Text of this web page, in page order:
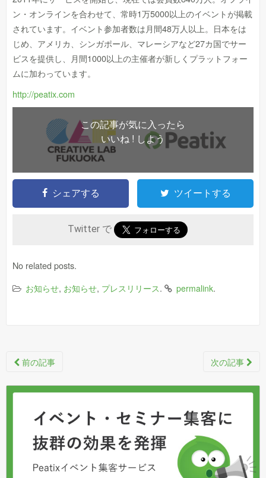
ン・オンラインを合わせて、常時1万5000以上のイベントが掲載
されています。イベント参加者数は月間48万人以上。日本をは
じめ、アメリカ、シンガポール、マレーシアなど27カ国でサー
ビスを提供し、月間1000以上の主催者が新しくプラットフォー
ムに加わっています。
http://peatix.com
この記事が気に入ったら
いいね ! しよう
シェアする ツイートする
Twitter で
No related posts.
お知らせ, お知らせ, プレスリリース. permalink.
Post
navigation
前の記事 次の記事